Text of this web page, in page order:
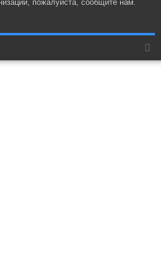
пожалуйста, сообщите нам.